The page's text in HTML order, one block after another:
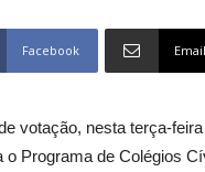
Facebook Email
votação, nesta terça-
o Programa de Colégios